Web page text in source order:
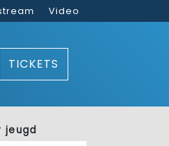
Video
TICKETS
jeugd